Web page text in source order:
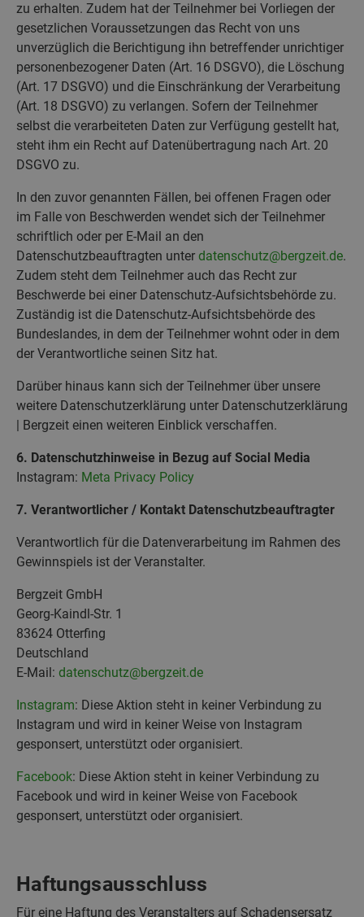
zu erhalten. Zudem hat der Teilnehmer bei Vorliegen der
gesetzlichen Voraussetzungen das Recht von uns
unverzüglich die Berichtigung ihn betreffender unrichtiger
personenbezogener Daten (Art. 16 DSGVO), die Löschung
(Art. 17 DSGVO) und die Einschränkung der Verarbeitung
(Art. 18 DSGVO) zu verlangen. Sofern der Teilnehmer
selbst die verarbeiteten Daten zur Verfügung gestellt hat,
steht ihm ein Recht auf Datenübertragung nach Art. 20
DSGVO zu.
In den zuvor genannten Fällen, bei offenen Fragen oder
im Falle von Beschwerden wendet sich der Teilnehmer
schriftlich oder per E-Mail an den
Datenschutzbeauftragten unter datenschutz@bergzeit.de.
Zudem steht dem Teilnehmer auch das Recht zur
Beschwerde bei einer Datenschutz-Aufsichtsbehörde zu.
Zuständig ist die Datenschutz-Aufsichtsbehörde des
Bundeslandes, in dem der Teilnehmer wohnt oder in dem
der Verantwortliche seinen Sitz hat.
Darüber hinaus kann sich der Teilnehmer über unsere
weitere Datenschutzerklärung unter Datenschutzerklärung
| Bergzeit einen weiteren Einblick verschaffen.
6. Datenschutzhinweise in Bezug auf Social Media
Instagram: Meta Privacy Policy
7. Verantwortlicher / Kontakt Datenschutzbeauftragter
Verantwortlich für die Datenverarbeitung im Rahmen des
Gewinnspiels ist der Veranstalter.
Bergzeit GmbH
Georg-Kaindl-Str. 1
83624 Otterfing
Deutschland
E-Mail: datenschutz@bergzeit.de
Instagram: Diese Aktion steht in keiner Verbindung zu
Instagram und wird in keiner Weise von Instagram
gesponsert, unterstützt oder organisiert.
Facebook: Diese Aktion steht in keiner Verbindung zu
Facebook und wird in keiner Weise von Facebook
gesponsert, unterstützt oder organisiert.
Haftungsausschluss
Für eine Haftung des Veranstalters auf Schadensersatz